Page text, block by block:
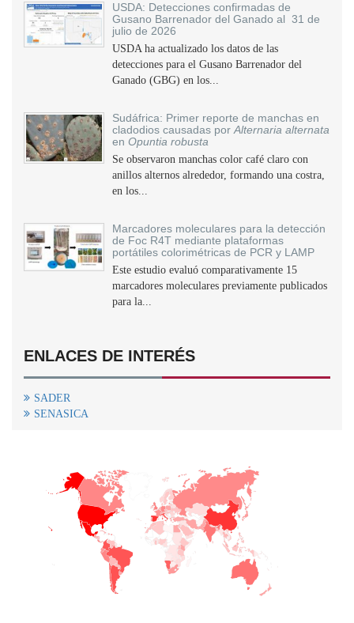
USDA: Detecciones confirmadas de
Gusano Barrenador del Ganado al 31 de
julio de 2026
USDA ha actualizado los datos de las
detecciones para el Gusano Barrenador del
Ganado (GBG) en los...
Sudáfrica: Primer reporte de manchas en
cladodios causadas por Alternaria alternata
en Opuntia robusta
Se observaron manchas color café claro con
anillos alternos alrededor, formando una costra,
en los...
Marcadores moleculares para la detección
de Foc R4T mediante plataformas
portátiles colorimétricas de PCR y LAMP
Este estudio evaluó comparativamente 15
marcadores moleculares previamente publicados
para la...
ENLACES DE INTERÉS
SADER
SENASICA